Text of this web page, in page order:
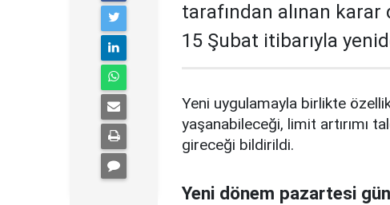
tarafından alınan
15 Şubat itibarıyla
Yeni uygulamayla birlikte
yaşanabileceği, limit artırımı
gireceği bildirildi.
Yeni dönem pazartesi